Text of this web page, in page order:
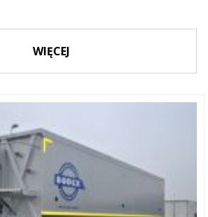
WIĘCEJ